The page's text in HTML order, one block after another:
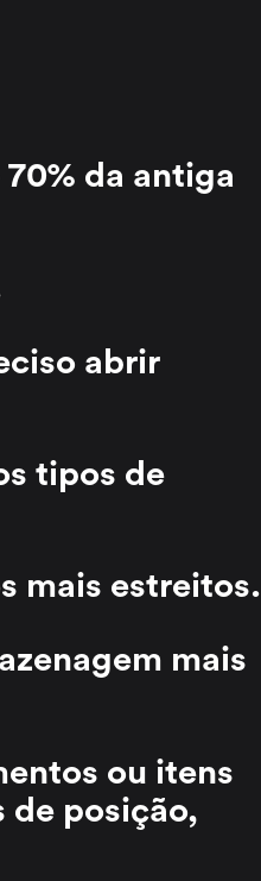
da antiga
abrir
tipos de
mais estreitos.
mais
ou itens
de posição,